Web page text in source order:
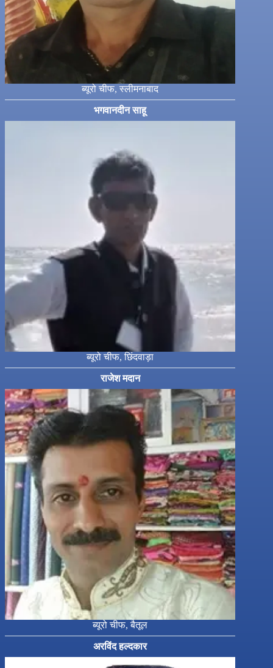
ब्यूरो चीफ, स्लीमनाबाद
भगवानदीन साहू
ब्यूरो चीफ, छिंदवाड़ा
राजेश मदान
ब्यूरो चीफ, बैतूल
अरविंद हल्दकार